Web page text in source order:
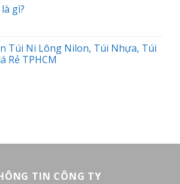
gì?
Túi Ni Lông Nilon, Túi Nhựa, Túi
Rẻ TPHCM
TIN CÔNG TY